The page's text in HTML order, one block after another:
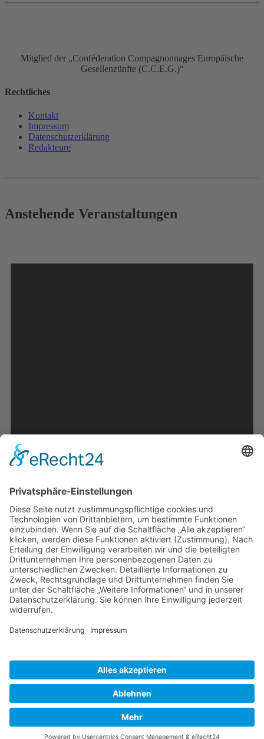
Mitglied der „Conféderation Compagnonnages Europäische
Gesellenzünfte (C.C.E.G.)“
Rechtliches
Kontakt
Impressum
Datenschutz­erklärung
Redakteure
Anstehende Veranstaltungen
Hinweis
Es sind keine anstehenden Veranstaltungen vorhanden.
Neueste Beiträge
Erwanderung Simon 27. Juli 2026
Erwanderung Anton 27. Juli 2026
Reisendes Gesellentreffen Mai 2026 2. Juni 2026
Schiftkurs auf dem Zunfthaus in Hannover 2026
Schachtübergreifender Steinbildhauerkurs in Tröstau 2025
Inspirationen
Erwanderung
(2) Gewölbekeller(1) Lateinamerika(2) Lehrgang(2) Schweiz(2) Stein
Cookie-Einstellungen